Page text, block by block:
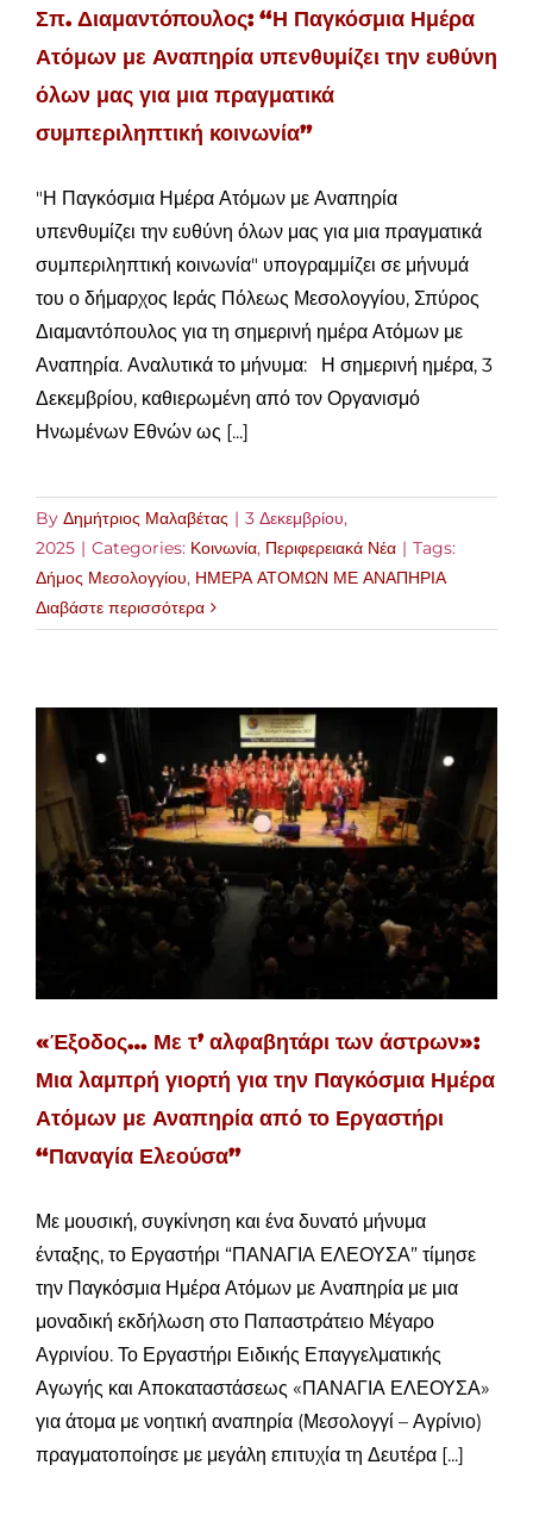
Σπ. Διαμαντόπουλος: “Η Παγκόσμια Ημέρα
Ατόμων με Αναπηρία υπενθυμίζει την ευθύνη
όλων μας για μια πραγματικά
συμπεριληπτική κοινωνία”
"Η Παγκόσμια Ημέρα Ατόμων με Αναπηρία
υπενθυμίζει την ευθύνη όλων μας για μια πραγματικά
συμπεριληπτική κοινωνία" υπογραμμίζει σε μήνυμά
του ο δήμαρχος Ιεράς Πόλεως Μεσολογγίου, Σπύρος
Διαμαντόπουλος για τη σημερινή ημέρα Ατόμων με
Αναπηρία. Αναλυτικά το μήνυμα: Η σημερινή ημέρα, 3
Δεκεμβρίου, καθιερωμένη από τον Οργανισμό
Ηνωμένων Εθνών ως [...]
By Δημήτριος Μαλαβέτας | 3 Δεκεμβρίου,
2025 | Categories: Κοινωνία, Περιφερειακά Νέα | Tags:
Δήμος Μεσολογγίου, ΗΜΕΡΑ ΑΤΟΜΩΝ ΜΕ ΑΝΑΠΗΡΙΑ
Διαβάστε περισσότερα
«Έξοδος… Με τ’ αλφαβητάρι των άστρων»:
Μια λαμπρή γιορτή για την Παγκόσμια Ημέρα
Ατόμων με Αναπηρία από το Εργαστήρι
“Παναγία Ελεούσα”
Με μουσική, συγκίνηση και ένα δυνατό μήνυμα
ένταξης, το Εργαστήρι “ΠΑΝΑΓΙΑ ΕΛΕΟΥΣΑ” τίμησε
την Παγκόσμια Ημέρα Ατόμων με Αναπηρία με μια
μοναδική εκδήλωση στο Παπαστράτειο Μέγαρο
Αγρινίου. Το Εργαστήρι Ειδικής Επαγγελματικής
Αγωγής και Αποκαταστάσεως «ΠΑΝΑΓΙΑ ΕΛΕΟΥΣΑ»
για άτομα με νοητική αναπηρία (Μεσολογγί – Αγρίνιο)
πραγματοποίησε με μεγάλη επιτυχία τη Δευτέρα [...]